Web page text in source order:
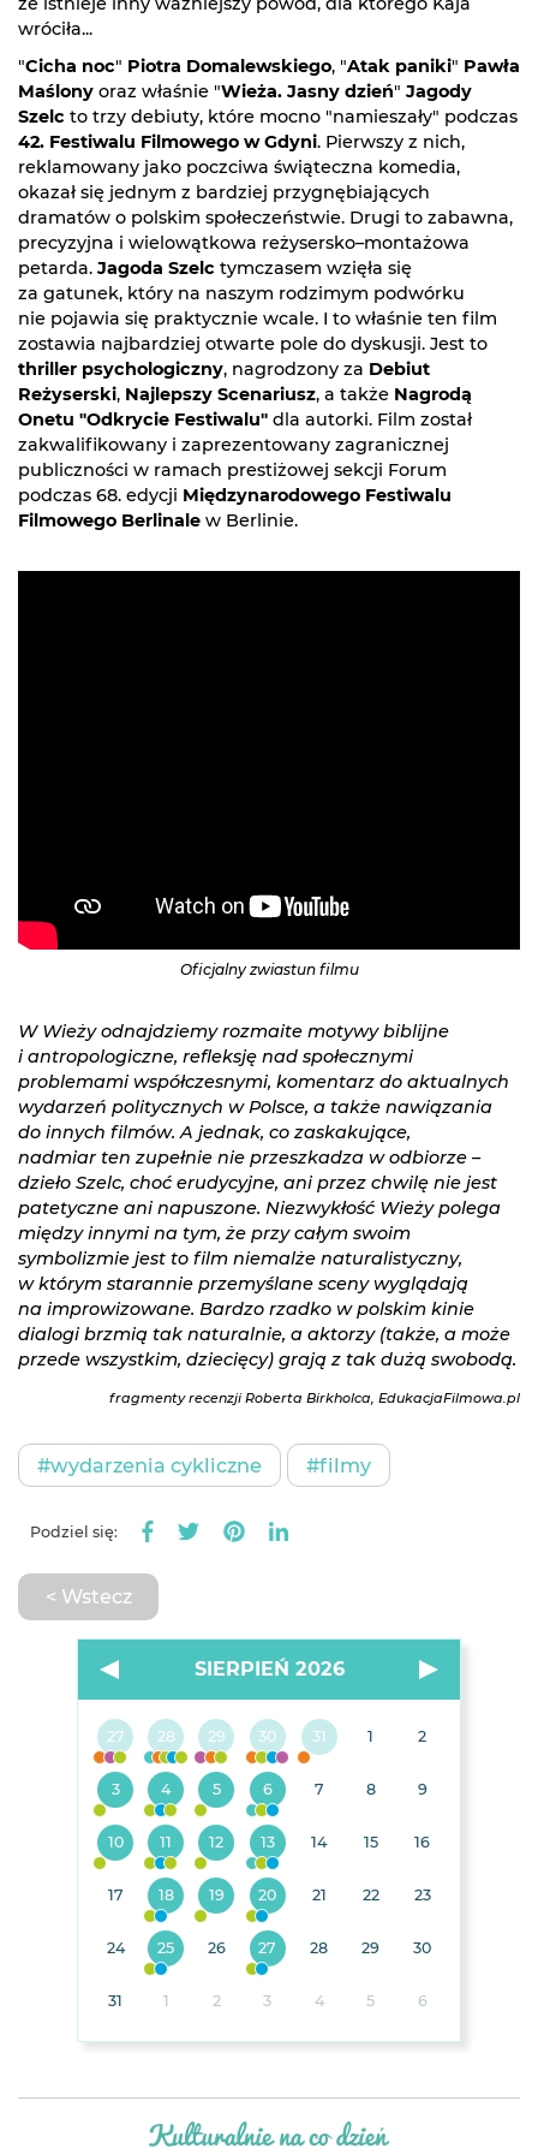
wróciła...
"Cicha noc" Piotra Domalewskiego, "Atak paniki" Pawła
Maślony oraz właśnie "Wieża. Jasny dzień" Jagody
Szelc to trzy debiuty, które mocno "namieszały" podczas
42. Festiwalu Filmowego w Gdyni. Pierwszy z nich,
reklamowany jako poczciwa świąteczna komedia,
okazał się jednym z bardziej przygnębiających
dramatów o polskim społeczeństwie. Drugi to zabawna,
precyzyjna i wielowątkowa reżysersko–montażowa
petarda. Jagoda Szelc tymczasem wzięła się
za gatunek, który na naszym rodzimym podwórku
nie pojawia się praktycznie wcale. I to właśnie ten film
zostawia najbardziej otwarte pole do dyskusji. Jest to
thriller psychologiczny, nagrodzony za Debiut
Reżyserski, Najlepszy Scenariusz, a także Nagrodą
Onetu "Odkrycie Festiwalu" dla autorki. Film został
zakwalifikowany i zaprezentowany zagranicznej
publiczności w ramach prestiżowej sekcji Forum
podczas 68. edycji Międzynarodowego Festiwalu
Filmowego Berlinale w Berlinie.
Oficjalny zwiastun filmu
W Wieży odnajdziemy rozmaite motywy biblijne
i antropologiczne, refleksję nad społecznymi
problemami współczesnymi, komentarz do aktualnych
wydarzeń politycznych w Polsce, a także nawiązania
do innych filmów. A jednak, co zaskakujące,
nadmiar ten zupełnie nie przeszkadza w odbiorze –
dzieło Szelc, choć erudycyjne, ani przez chwilę nie jest
patetyczne ani napuszone. Niezwykłość Wieży polega
między innymi na tym, że przy całym swoim
symbolizmie jest to film niemalże naturalistyczny,
w którym starannie przemyślane sceny wyglądają
na improwizowane. Bardzo rzadko w polskim kinie
dialogi brzmią tak naturalnie, a aktorzy (także, a może
przede wszystkim, dziecięcy) grają z tak dużą swobodą.
fragmenty recenzji Roberta Birkholca, EdukacjaFilmowa.pl
#wydarzenia cykliczne #filmy
Podziel się:
< Wstecz
SIERPIEŃ 2026
27 28 29 30 31 1 2
3 4 5 6 7 8 9
10 11 12 13 14 15 16
17 18 19 20 21 22 23
24 25 26 27 28 29 30
31 1 2 3 4 5 6